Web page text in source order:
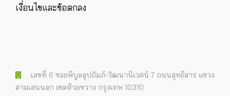
เงื่อนไขและข้อตกลง
เลขที่ 6 ซอยพิบูลอุปถัมภ์-วัฒนานิเวศน์ 7 ถนนสุทธิสาร แขวง
สามเสนนอก เขตห้วยขวาง กรุงเทพ 10310